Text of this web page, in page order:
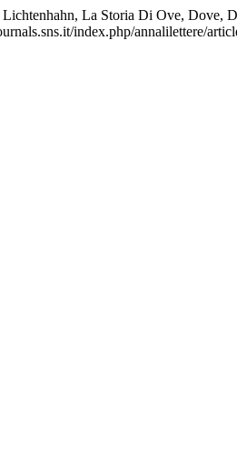
La Storia Di Ove, Dove,
index.php/annalilettere/